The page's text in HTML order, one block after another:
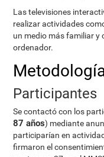
Las televisiones
realizar actividades
un medio más familiar y
ordenador.
Participantes
Se contactó con los
87 años) mediante
participarían en
firmaron el